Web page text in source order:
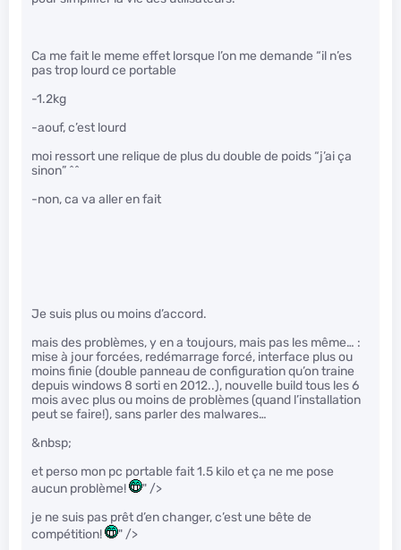
Ca me fait le meme effet lorsque l’on me demande “il n’es
pas trop lourd ce portable
-1.2kg
-aouf, c’est lourd
moi ressort une relique de plus du double de poids “j’ai ça
sinon” ^^
-non, ca va aller en fait
Je suis plus ou moins d’accord.
mais des problèmes, y en a toujours, mais pas les même… :
mise à jour forcées, redémarrage forcé, interface plus ou
moins finie (double panneau de configuration qu’on traine
depuis windows 8 sorti en 2012..), nouvelle build tous les 6
mois avec plus ou moins de problèmes (quand l’installation
peut se faire!), sans parler des malwares…
&nbsp;
et perso mon pc portable fait 1.5 kilo et ça ne me pose
aucun problème!
" />
je ne suis pas prêt d’en changer, c’est une bête de
compétition!
" />